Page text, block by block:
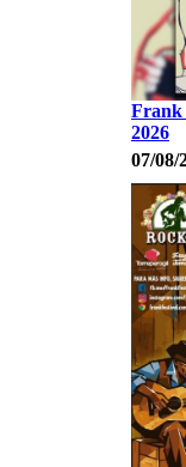
Frank
2026
07/08/